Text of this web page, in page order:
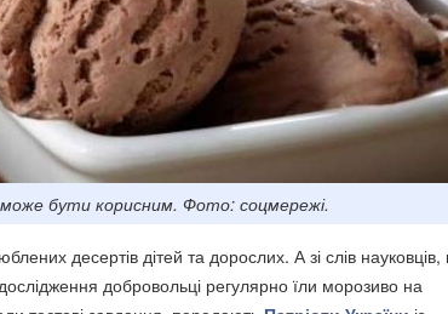
бути корисним. Фото: соцмережі.
десертів дітей та дорослих. А зі слів
добровольці регулярно їли морозиво на